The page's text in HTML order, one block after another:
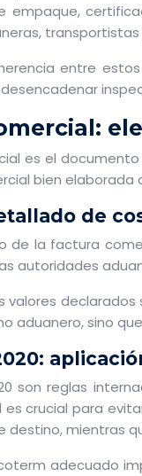
empaque,
entre
es el
bien elaborada
de
de la factura
autoridades
valores
aduanero, sino
son reglas
crucial para
destino, mientras
adecuado